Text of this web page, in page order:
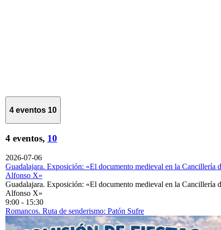
4 eventos 10
4 eventos, 10
2026-07-06
Guadalajara. Exposición: «El documento medieval en la Cancillería
Alfonso X»
Guadalajara. Exposición: «El documento medieval en la Cancillería
Alfonso X»
9:00 - 15:30
Romancos. Ruta de senderismo: Patón Sufre